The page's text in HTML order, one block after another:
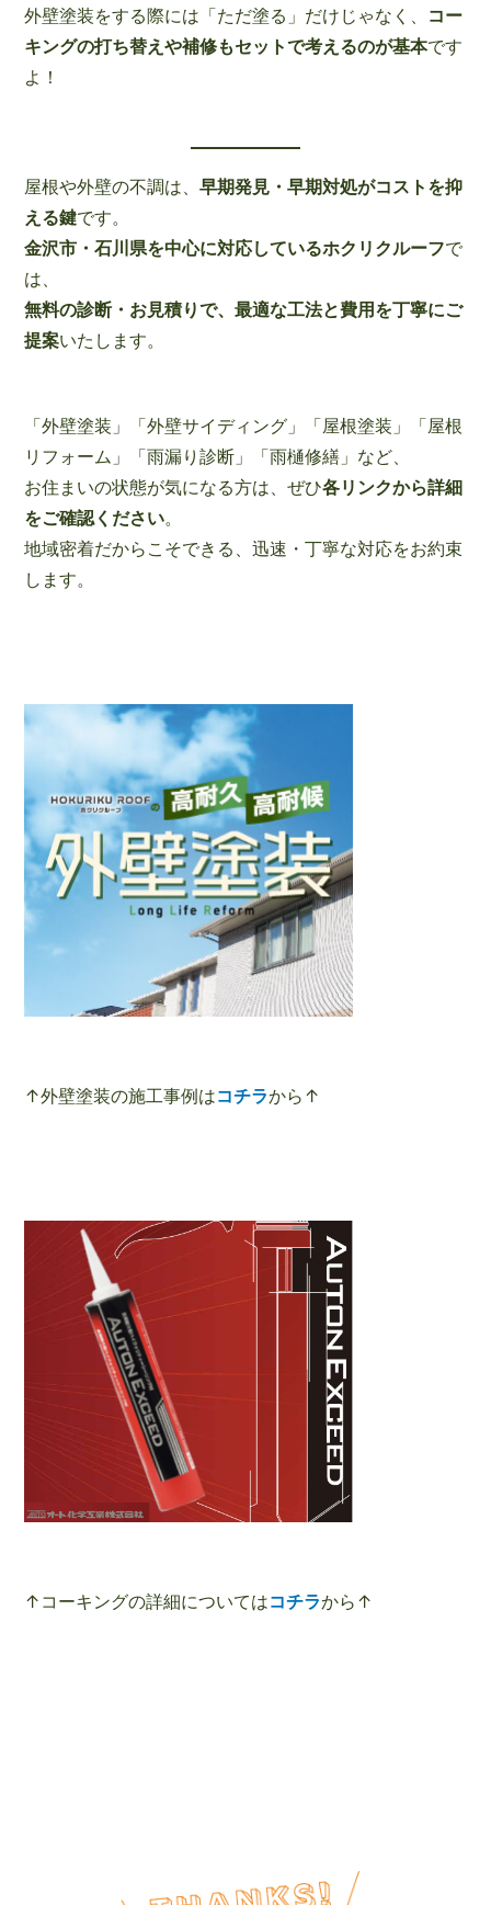
外壁塗装をする際には「ただ塗る」だけじゃなく、 コー
キングの打ち替えや補修もセットで考えるのが基本です
よ！
屋根や外壁の不調は、 早期発見・早期対処がコストを抑
える鍵です。
金沢市・石川県を中心に対応しているホクリクルーフで
は、
無料の診断・お見積りで、最適な工法と費用を丁寧にご
提案いたします。
「外壁塗装」「外壁サイディング」「屋根塗装」「屋根
リフォーム」「雨漏り診断」「雨樋修繕」など、
お住まいの状態が気になる方は、ぜひ各リンクから詳細
をご確認ください。
地域密着だからこそできる、迅速・丁寧な対応をお約束
します。
↑外壁塗装の施工事例はコチラから↑
↑コーキングの詳細についてはコチラから↑